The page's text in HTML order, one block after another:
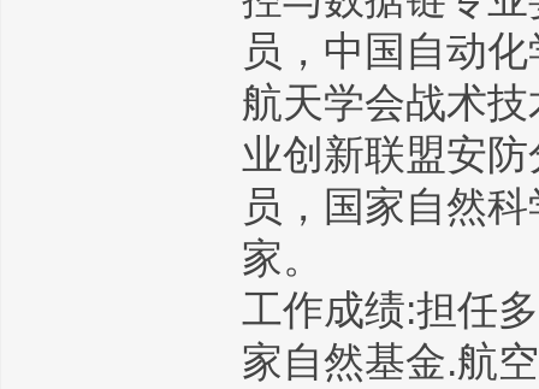
员，中国自动
航天学会战术
业创新联盟安
员，国家自然
家。
工作成绩:担任
家自然基金.航